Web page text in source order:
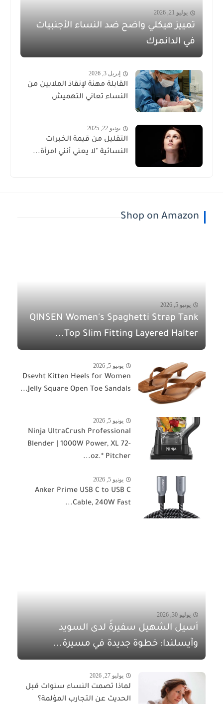
يوليو 21, 2026
تمييز هيكلي واضح ضد النساء الأجنبيات
في الدانمرك
إبريل 3, 2026
القابلة مهنة لإنقاذ الملايين من
النساء تعاني التهميش
يونيو 22, 2025
التقليل من قيمة الخبرات
النسائية "لا يعني أنني امرأة...
Shop on Amazon
يونيو 5, 2026
QINSEN Women's Spaghetti Strap Tank
Top Slim Fitting Layered Halter...
يونيو 5, 2026
Dsevht Kitten Heels for Women
Jelly Square Open Toe Sandals...
يونيو 5, 2026
Ninja UltraCrush Professional
Blender | 1000W Power, XL 72-
oz.* Pitcher...
يونيو 5, 2026
Anker Prime USB C to USB C
Cable, 240W Fast...
يوليو 30, 2026
أسيل الشهيل سفيرةً لدى السويد
وآيسلندا: خطوة جديدة في مسيرة...
يوليو 27, 2026
لماذا تصمت النساء سنوات قبل
الحديث عن التجارب المؤلمة؟